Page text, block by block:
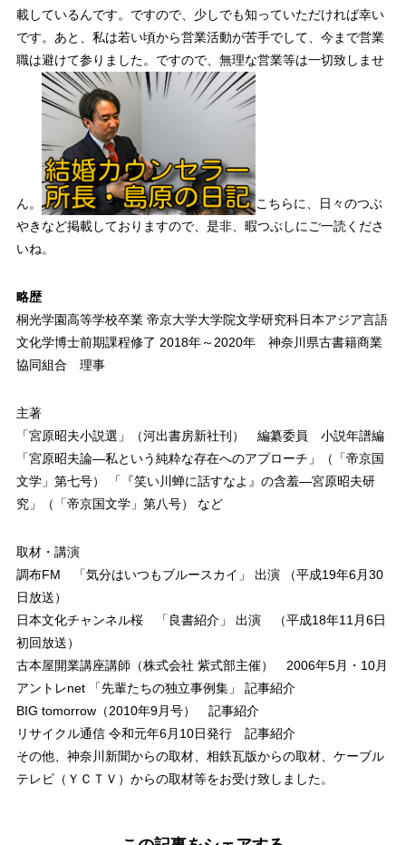
載しているんです。ですので、少しでも知っていただければ幸い
です。あと、私は若い頃から営業活動が苦手でして、今まで営業
職は避けて参りました。ですので、無理な営業等は一切致しませ
ん。
こちらに、日々のつぶ
やきなど掲載しておりますので、是非、暇つぶしにご一読くださ
いね。
略歴
桐光学園高等学校卒業 帝京大学大学院文学研究科日本アジア言語
文化学博士前期課程修了 2018年～2020年 神奈川県古書籍商業
協同組合 理事
主著
「宮原昭夫小説選」（河出書房新社刊） 編纂委員 小説年譜編
「宮原昭夫論―私という純粋な存在へのアプローチ」（「帝京国
文学」第七号） 「『笑い川蝉に話すなよ』の含羞―宮原昭夫研
究」（「帝京国文学」第八号） など
取材・講演
調布FM 「気分はいつもブルースカイ」 出演 （平成19年6月30
日放送）
日本文化チャンネル桜 「良書紹介」 出演 （平成18年11月6日
初回放送）
古本屋開業講座講師（株式会社 紫式部主催） 2006年5月・10月
アントレnet 「先輩たちの独立事例集」 記事紹介
BIG tomorrow（2010年9月号） 記事紹介
リサイクル通信 令和元年6月10日発行 記事紹介
その他、神奈川新聞からの取材、相鉄瓦版からの取材、ケーブル
テレビ（ＹＣＴＶ）からの取材等をお受け致しました。